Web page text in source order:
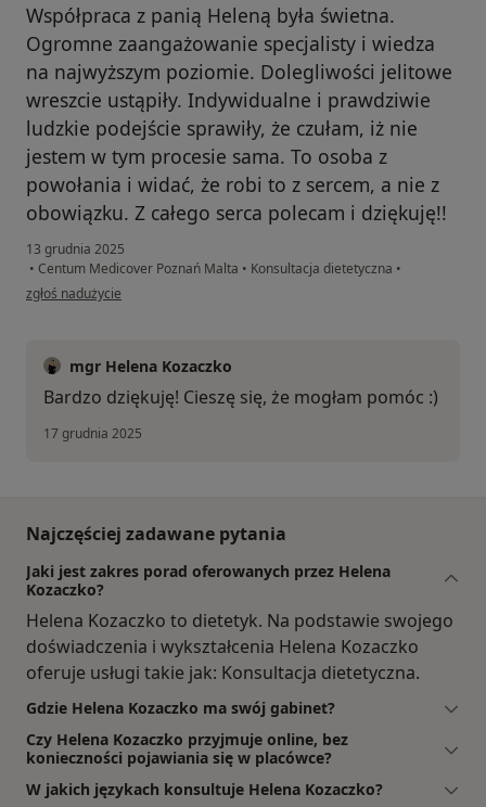
Współpraca z panią Heleną była świetna.
Ogromne zaangażowanie specjalisty i wiedza
na najwyższym poziomie. Dolegliwości jelitowe
wreszcie ustąpiły. Indywidualne i prawdziwie
ludzkie podejście sprawiły, że czułam, iż nie
jestem w tym procesie sama. To osoba z
powołania i widać, że robi to z sercem, a nie z
obowiązku. Z całego serca polecam i dziękuję!!
13 grudnia 2025
• Centum Medicover Poznań Malta • Konsultacja dietetyczna •
w opinii użytkownika Pacjent
zgłoś nadużycie
mgr Helena Kozaczko
Bardzo dziękuję! Cieszę się, że mogłam pomóc :)
17 grudnia 2025
Najczęściej zadawane pytania
Jaki jest zakres porad oferowanych przez Helena
Kozaczko?
Helena Kozaczko to dietetyk. Na podstawie swojego
doświadczenia i wykształcenia Helena Kozaczko
oferuje usługi takie jak: Konsultacja dietetyczna.
Gdzie Helena Kozaczko ma swój gabinet?
Czy Helena Kozaczko przyjmuje online, bez
konieczności pojawiania się w placówce?
W jakich językach konsultuje Helena Kozaczko?